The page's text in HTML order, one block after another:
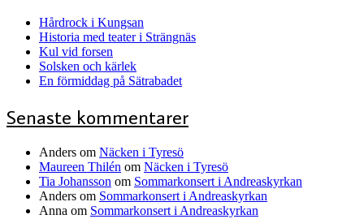
Hårdrock i Kungsan
Historia med teater i Strängnäs
Kul vid forsen
Solsken och kärlek
En förmiddag på Sätrabadet
Senaste kommentarer
Anders om Näcken i Tyresö
Maureen Thilén om Näcken i Tyresö
Tia Johansson om Sommarkonsert i Andreaskyrkan
Anders om Sommarkonsert i Andreaskyrkan
Anna om Sommarkonsert i Andreaskyrkan